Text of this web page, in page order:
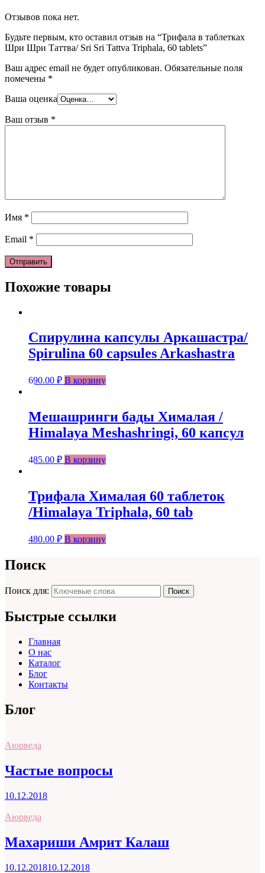
Отзывов пока нет.
Будьте первым, кто оставил отзыв на “Трифала в таблетках
Шри Шри Таттва/ Sri Sri Tattva Triphala, 60 tablets”
Ваш адрес email не будет опубликован. Обязательные поля
помечены *
Ваша оценка
Ваш отзыв *
Имя *
Email *
Похожие товары
Спирулина капсулы Аркашастра/
Spirulina 60 capsules Arkashastra
690.00 ₽ В корзину
Мешaшринги бады Хималая /
Himalaya Meshashringi, 60 капсул
485.00 ₽ В корзину
Трифала Хималая 60 таблеток
/Himalaya Triphala, 60 tab
480.00 ₽ В корзину
Поиск
Поиск для: Поиск
Быстрые ссылки
Главная
О нас
Каталог
Блог
Контакты
Блог
Аюрведа
Частые вопросы
10.12.2018
Аюрведа
Махариши Амрит Калаш
10.12.201810.12.2018